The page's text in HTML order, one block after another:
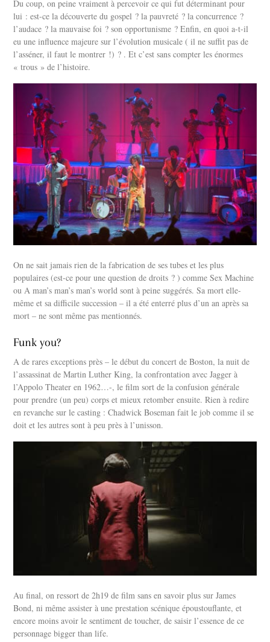
Du coup, on peine vraiment à percevoir ce qui fut déterminant pour
lui : est-ce la découverte du gospel ? la pauvreté ? la concurrence ?
l’audace ? la mauvaise foi ? son opportunisme ? Enfin, en quoi a-t-il
eu une influence majeure sur l’évolution musicale ( il ne suffit pas de
l’asséner, il faut le montrer !) ? . Et c’est sans compter les énormes
« trous » de l’histoire.
On ne sait jamais rien de la fabrication de ses tubes et les plus
populaires (est-ce pour une question de droits ? ) comme Sex Machine
ou A man’s man’s man’s world sont à peine suggérés. Sa mort elle-
même et sa difficile succession – il a été enterré plus d’un an après sa
mort – ne sont même pas mentionnés.
Funk you?
A de rares exceptions près – le début du concert de Boston, la nuit de
l’assassinat de Martin Luther King, la confrontation avec Jagger à
l’Appolo Theater en 1962…-, le film sort de la confusion générale
pour prendre (un peu) corps et mieux retomber ensuite. Rien à redire
en revanche sur le casting : Chadwick Boseman fait le job comme il se
doit et les autres sont à peu près à l’unisson.
Au final, on ressort de 2h19 de film sans en savoir plus sur James
Bond, ni même assister à une prestation scénique époustouflante, et
encore moins avoir le sentiment de toucher, de saisir l’essence de ce
personnage bigger than life.